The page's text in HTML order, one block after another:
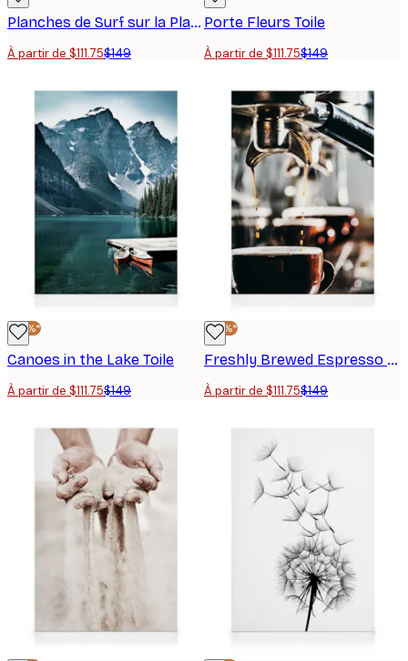
Planches de Surf sur la Plage Toile
À partir de $111.75$149
Porte Fleurs Toile
À partir de $111.75$149
-25%*
Canoes in the Lake Toile
À partir de $111.75$149
-25%*
Freshly Brewed Espresso Toile
À partir de $111.75$149